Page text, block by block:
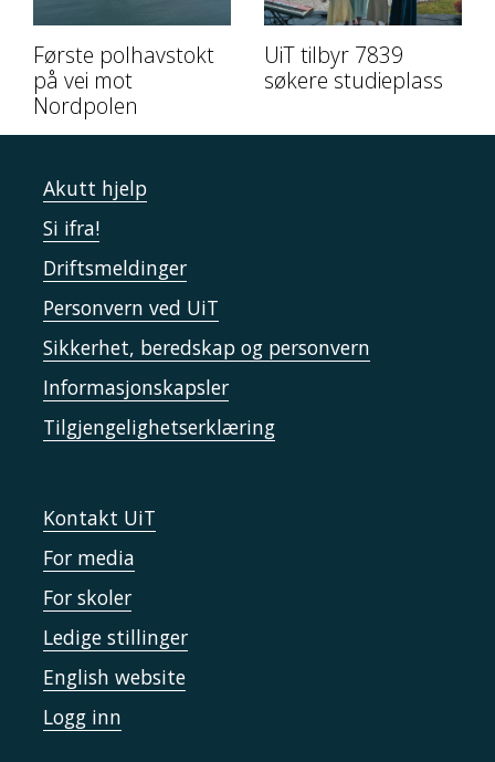
Første polhavstokt
på vei mot
Nordpolen
UiT tilbyr 7839
søkere studieplass
Akutt hjelp
Si ifra!
Driftsmeldinger
Personvern ved UiT
Sikkerhet, beredskap og personvern
Informasjonskapsler
Tilgjengelighetserklæring
Kontakt UiT
For media
For skoler
Ledige stillinger
English website
Logg inn